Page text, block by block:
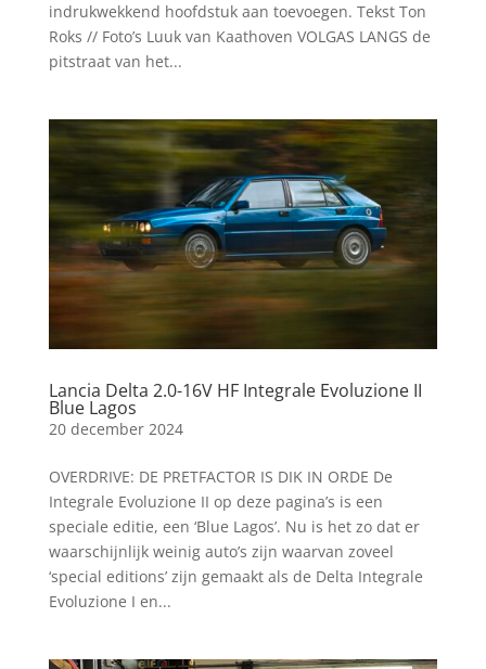
indrukwekkend hoofdstuk aan toevoegen. Tekst Ton
Roks // Foto’s Luuk van Kaathoven VOLGAS LANGS de
pitstraat van het...
Lancia Delta 2.0-16V HF Integrale Evoluzione II
Blue Lagos
20 december 2024
OVERDRIVE: DE PRETFACTOR IS DIK IN ORDE De
Integrale Evoluzione II op deze pagina’s is een
speciale editie, een ‘Blue Lagos’. Nu is het zo dat er
waarschijnlijk weinig auto’s zijn waarvan zoveel
‘special editions’ zijn gemaakt als de Delta Integrale
Evoluzione I en...